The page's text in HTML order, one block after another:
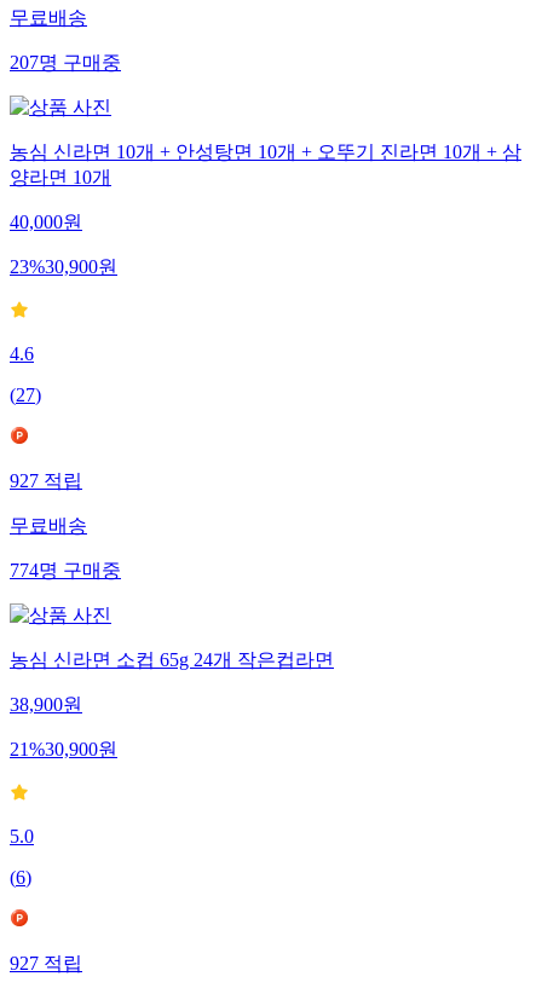
무료배송
207명구매중
농심 신라면 10개 + 안성탕면 10개 + 오뚜기 진라면 10개 + 삼
양라면 10개
40,000원
23%30,900원
4.6
(27)
927적립
무료배송
774명구매중
농심 신라면 소컵 65g 24개 작은컵라면
38,900원
21%30,900원
5.0
(6)
927적립